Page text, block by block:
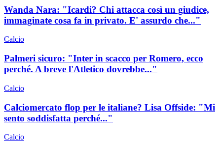
Wanda Nara: "Icardi? Chi attacca così un giudice,
immaginate cosa fa in privato. E' assurdo che..."
Calcio
Palmeri sicuro: "Inter in scacco per Romero, ecco
perché. A breve l'Atletico dovrebbe..."
Calcio
Calciomercato flop per le italiane? Lisa Offside: "Mi
sento soddisfatta perché..."
Calcio